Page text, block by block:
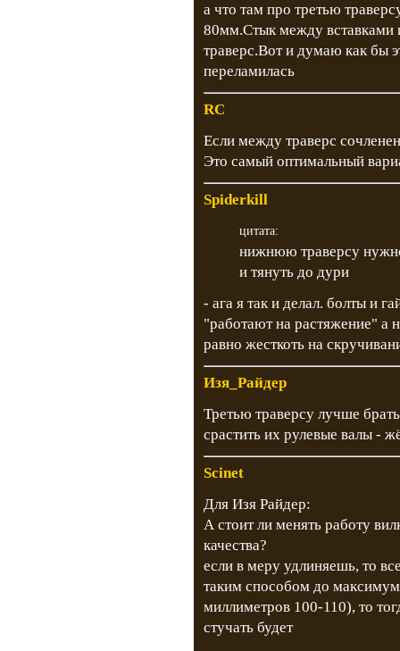
а что там про третью
80мм.Стык между вставками
траверс.Вот и думаю как бы
переламилась
RC
Если между траверс
Это самый оптимальный
Spiderkill
цитата:
нижнюю траверсу
и тянуть до дури
- ага я так и делал. болты и
"работают на растяжение" а
равно жесткоть на
Изя_Райдер
Третью траверсу лучше
срастить их рулевые валы -
Scinet
Для Изя Райдер:
А стоит ли менять работу
качества?
если в меру удлиняешь, то
таким способом до
миллиметров 100-110), то
стучать будет